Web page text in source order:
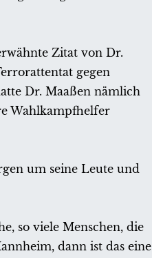
Zitat von Dr.
gegen
Dr. Maaßen nämlich
Wahlkampfhelfer
um seine Leute und
so viele Menschen, die
dann ist das eine